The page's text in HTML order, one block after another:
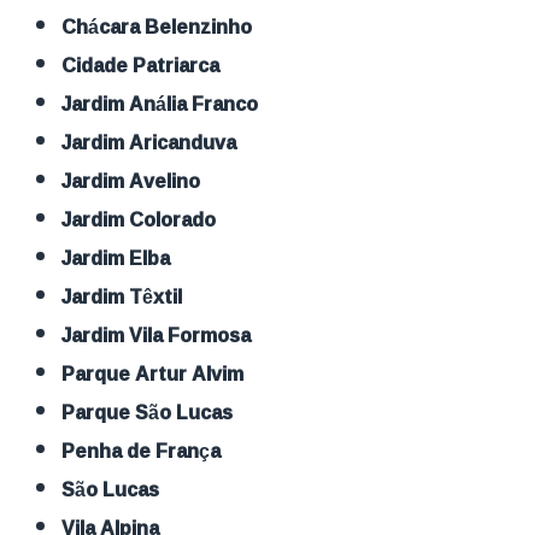
Chácara Belenzinho
Cidade Patriarca
Jardim Anália Franco
Jardim Aricanduva
Jardim Avelino
Jardim Colorado
Jardim Elba
Jardim Têxtil
Jardim Vila Formosa
Parque Artur Alvim
Parque São Lucas
Penha de França
São Lucas
Vila Alpina